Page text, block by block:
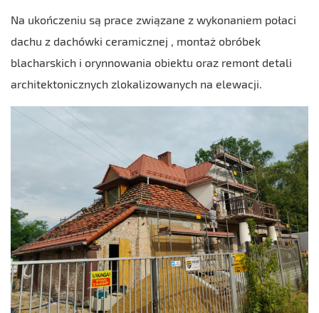
Na ukończeniu są prace związane z wykonaniem połaci
dachu z dachówki ceramicznej , montaż obróbek
blacharskich i orynnowania obiektu oraz remont detali
architektonicznych zlokalizowanych na elewacji.